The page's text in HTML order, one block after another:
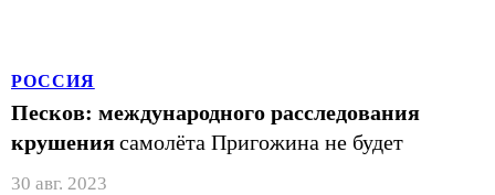
РОССИЯ
Песков: международного расследования
крушениясамолёта Пригожина не будет
30 авг. 2023